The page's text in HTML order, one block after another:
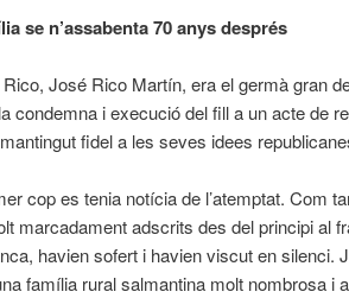
se n’assabenta 70 anys després
José Rico Martín, era el germà gran
condemna i execució del fill a un acte de
fidel a les seves idees
cop es tenia notícia de l’atemptat. Com
marcadament adscrits des del principi al
havien sofert i havien viscut en silenci.
família rural salmantina molt nombrosa i